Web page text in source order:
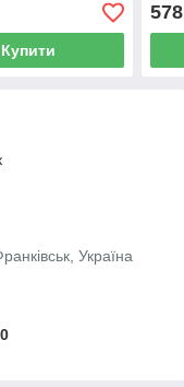
Купити
578
Україна